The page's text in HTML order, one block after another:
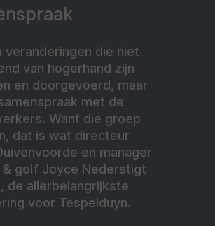
veranderingen die niet
van hogerhand zijn
en doorgevoerd, maar
met de
Want die groep
dat is wat directeur
en manager
& golf Joyce Nederstigt
de allerbelangrijkste
voor Tespelduyn.